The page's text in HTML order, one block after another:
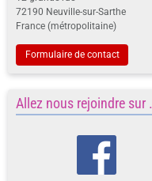
72190 Neuville-sur-Sarthe
France (métropolitaine)
Formulaire de contact
Allez nous rejoindre sur